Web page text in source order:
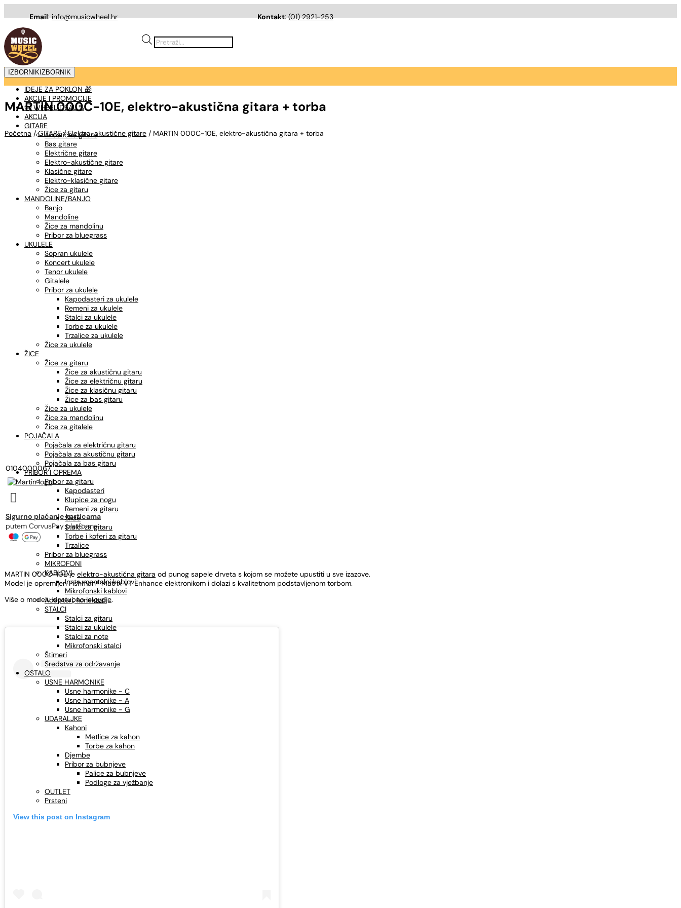
Email: info@musicwheel.hr Kontakt:(01) 2921-253
Products
search
IZBORNIK IZBORNIK
IDEJE ZA POKLON 🎁
AKCIJE I PROMOCIJE
🤠 WHEEL DEAL %
AKCIJA
GITARE
Akustične gitare
Bas gitare
Električne gitare
Elektro-akustične gitare
Klasične gitare
Elektro-klasične gitare
Žice za gitaru
MANDOLINE/BANJO
Banjo
Mandoline
Žice za mandolinu
Pribor za bluegrass
UKULELE
Sopran ukulele
Koncert ukulele
Tenor ukulele
Gitalele
Pribor za ukulele
Kapodasteri za ukulele
Remeni za ukulele
Stalci za ukulele
Torbe za ukulele
Trzalice za ukulele
Žice za ukulele
ŽICE
Žice za gitaru
Žice za akustičnu gitaru
Žice za električnu gitaru
Žice za klasičnu gitaru
Žice za bas gitaru
Žice za ukulele
Žice za mandolinu
Žice za gitalele
POJAČALA
Pojačala za električnu gitaru
Pojačala za akustičnu gitaru
Pojačala za bas gitaru
PRIBOR I OPREMA
Pribor za gitaru
Kapodasteri
Klupice za nogu
Remeni za gitaru
Slide
Stalci za gitaru
Torbe i koferi za gitaru
Trzalice
Pribor za bluegrass
MIKROFONI
KABLOVI
Instrumentalni kablovi
Mikrofonski kablovi
Adapteri, konektori
STALCI
Stalci za gitaru
Stalci za ukulele
Stalci za note
Mikrofonski stalci
Štimeri
Sredstva za održavanje
OSTALO
USNE HARMONIKE
Usne harmonike - C
Usne harmonike - A
Usne harmonike - G
UDARALJKE
Kahoni
Metlice za kahon
Torbe za kahon
Djembe
Pribor za bubnjeve
Palice za bubnjeve
Podloge za vježbanje
OUTLET
Prsteni
MARTIN 000C-10E, elektro-akustična gitara + torba
Početna /GITARE/Elektro-akustične gitare / MARTIN 000C-10E, elektro-akustična gitara + torba
0104000067

Sigurno plaćanje karticama
putem CorvusPay platforme
MARTIN 000C-10E je elektro-akustična gitara od punog sapele drveta s kojom se možete upustiti u sve izazove.
Model je opremljen Fishman® Matrix VT Enhance elektronikom i dolazi s kvalitetnom podstavljenom torbom.
Više o modelu dostupno jeovdje.
View this post on Instagram